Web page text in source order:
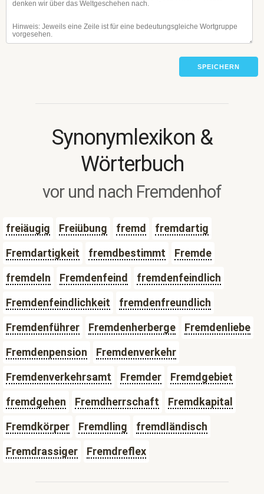
SPEICHERN
Synonymlexikon &
Wörterbuch
vor und nach Fremdenhof
freiäugig Freiübung fremd
fremdartig
Fremdartigkeit
fremdbestimmt
Fremde
fremdeln
Fremdenfeind
fremdenfeindlich
Fremdenfeindlichkeit
fremdenfreundlich
Fremdenführer
Fremdenherberge
Fremdenliebe
Fremdenpension
Fremdenverkehr
Fremdenverkehrsamt
Fremder
Fremdgebiet
fremdgehen
Fremdherrschaft
Fremdkapital
Fremdkörper
Fremdling
fremdländisch
Fremdrassiger
Fremdreflex